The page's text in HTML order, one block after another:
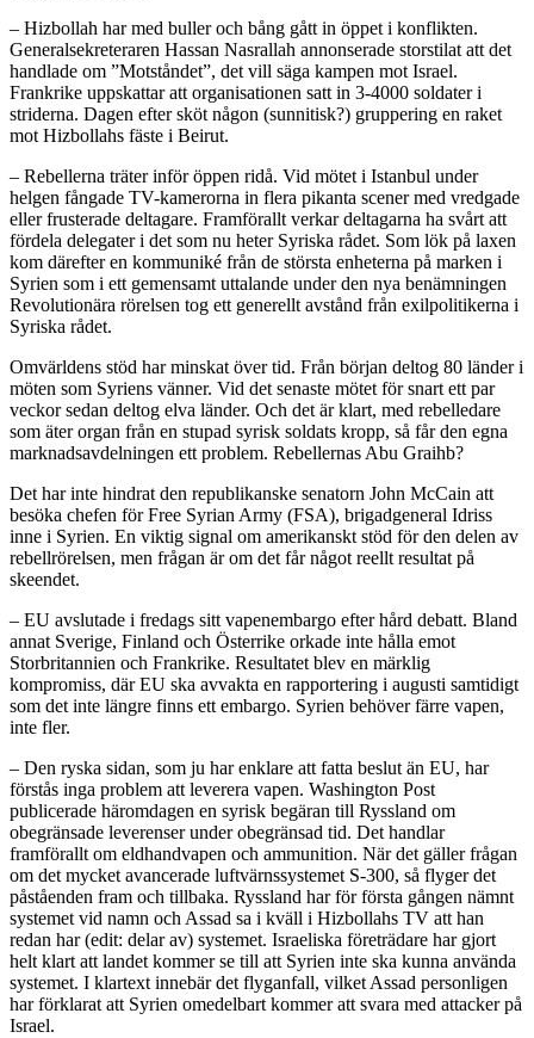
– Hizbollah har med buller och bång gått in öppet i konflikten.
Generalsekreteraren Hassan Nasrallah annonserade storstilat att det
handlade om ”Motståndet”, det vill säga kampen mot Israel.
Frankrike uppskattar att organisationen satt in 3-4000 soldater i
striderna. Dagen efter sköt någon (sunnitisk?) gruppering en raket
mot Hizbollahs fäste i Beirut.
– Rebellerna träter inför öppen ridå. Vid mötet i Istanbul under
helgen fångade TV-kamerorna in flera pikanta scener med vredgade
eller frusterade deltagare. Framförallt verkar deltagarna ha svårt att
fördela delegater i det som nu heter Syriska rådet. Som lök på laxen
kom därefter en kommuniké från de största enheterna på marken i
Syrien som i ett gemensamt uttalande under den nya benämningen
Revolutionära rörelsen tog ett generellt avstånd från exilpolitikerna i
Syriska rådet.
Omvärldens stöd har minskat över tid. Från början deltog 80 länder i
möten som Syriens vänner. Vid det senaste mötet för snart ett par
veckor sedan deltog elva länder. Och det är klart, med rebelledare
som äter organ från en stupad syrisk soldats kropp, så får den egna
marknadsavdelningen ett problem. Rebellernas Abu Graihb?
Det har inte hindrat den republikanske senatorn John McCain att
besöka chefen för Free Syrian Army (FSA), brigadgeneral Idriss
inne i Syrien. En viktig signal om amerikanskt stöd för den delen av
rebellrörelsen, men frågan är om det får något reellt resultat på
skeendet.
– EU avslutade i fredags sitt vapenembargo efter hård debatt. Bland
annat Sverige, Finland och Österrike orkade inte hålla emot
Storbritannien och Frankrike. Resultatet blev en märklig
kompromiss, där EU ska avvakta en rapportering i augusti samtidigt
som det inte längre finns ett embargo. Syrien behöver färre vapen,
inte fler.
– Den ryska sidan, som ju har enklare att fatta beslut än EU, har
förstås inga problem att leverera vapen. Washington Post
publicerade häromdagen en syrisk begäran till Ryssland om
obegränsade leverenser under obegränsad tid. Det handlar
framförallt om eldhandvapen och ammunition. När det gäller frågan
om det mycket avancerade luftvärnssystemet S-300, så flyger det
påståenden fram och tillbaka. Ryssland har för första gången nämnt
systemet vid namn och Assad sa i kväll i Hizbollahs TV att han
redan har (edit: delar av) systemet. Israeliska företrädare har gjort
helt klart att landet kommer se till att Syrien inte ska kunna använda
systemet. I klartext innebär det flyganfall, vilket Assad personligen
har förklarat att Syrien omedelbart kommer att svara med attacker på
Israel.